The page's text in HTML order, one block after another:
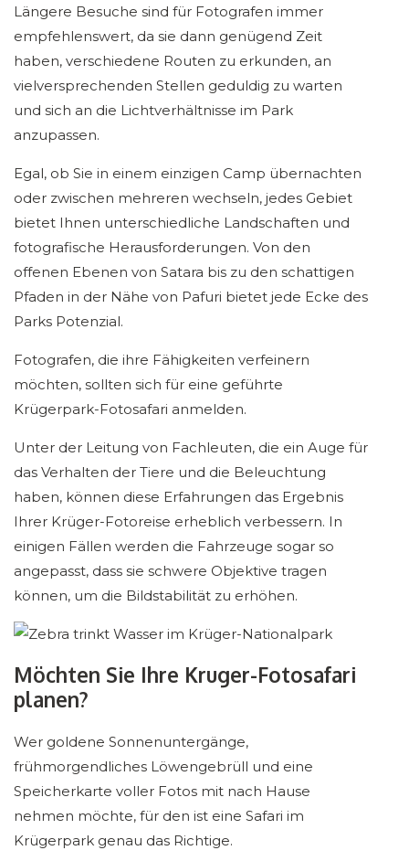
Längere Besuche sind für Fotografen immer
empfehlenswert, da sie dann genügend Zeit
haben, verschiedene Routen zu erkunden, an
vielversprechenden Stellen geduldig zu warten
und sich an die Lichtverhältnisse im Park
anzupassen.
Egal, ob Sie in einem einzigen Camp übernachten
oder zwischen mehreren wechseln, jedes Gebiet
bietet Ihnen unterschiedliche Landschaften und
fotografische Herausforderungen. Von den
offenen Ebenen von Satara bis zu den schattigen
Pfaden in der Nähe von Pafuri bietet jede Ecke des
Parks Potenzial.
Fotografen, die ihre Fähigkeiten verfeinern
möchten, sollten sich für eine geführte
Krügerpark-Fotosafari anmelden.
Unter der Leitung von Fachleuten, die ein Auge für
das Verhalten der Tiere und die Beleuchtung
haben, können diese Erfahrungen das Ergebnis
Ihrer Krüger-Fotoreise erheblich verbessern. In
einigen Fällen werden die Fahrzeuge sogar so
angepasst, dass sie schwere Objektive tragen
können, um die Bildstabilität zu erhöhen.
Möchten Sie Ihre Kruger-Fotosafari
planen?
Wer goldene Sonnenuntergänge,
frühmorgendliches Löwengebrüll und eine
Speicherkarte voller Fotos mit nach Hause
nehmen möchte, für den ist eine Safari im
Krügerpark genau das Richtige.